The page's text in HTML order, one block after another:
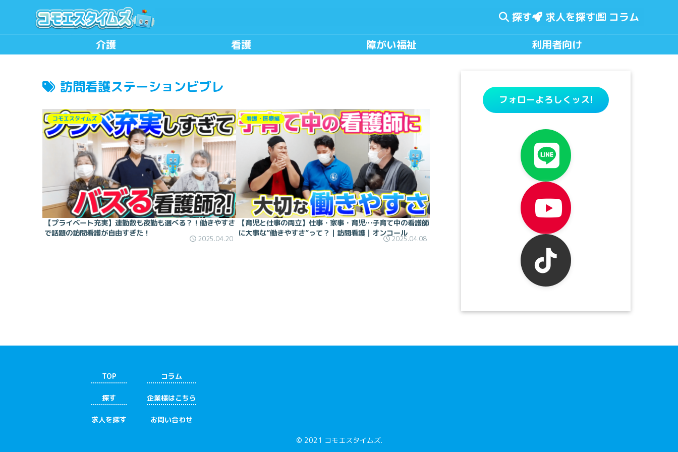
探す 求人を探す
コラム
介護
看護 障がい福祉 利用者向け
訪問看護ステーションビブレ
コモエスタイムズ
【プライベート充実】連勤数も夜勤も選べる？！働きやすさ
で話題の訪問看護が自由すぎた！
2025.04.20
看護・医療編
【育児と仕事の両立】仕事・家事・育児…子育て中の看護師
に大事な”働きやすさ”って？｜訪問看護｜オンコール
2025.04.08
フォローよろしくッス!
TOP
探す
求人を探す
コラム
企業様はこちら
お問い合わせ
© 2021 コモエスタイムズ.